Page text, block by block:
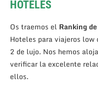
HOTELES
Os traemos el Ranking
Hoteles para viajeros
2 de lujo. Nos hemos
verificar la excelente
ellos.